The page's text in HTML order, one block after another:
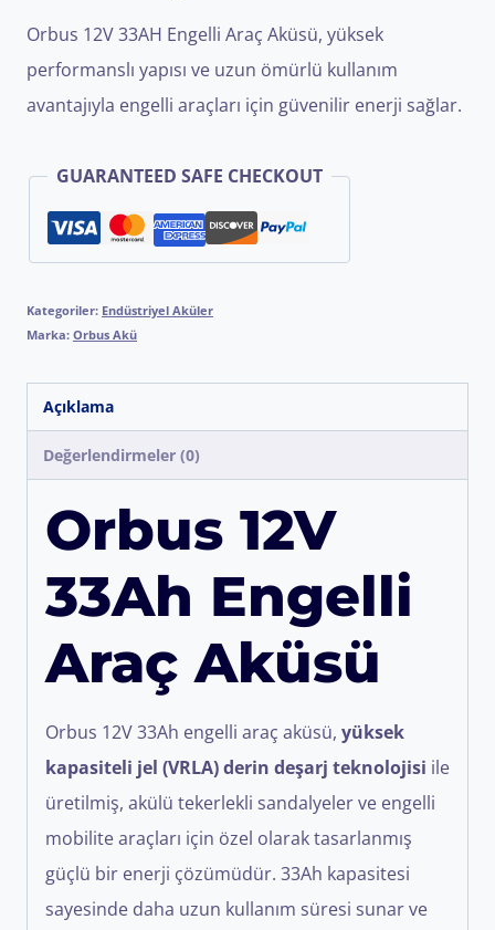
Orbus 12V 33AH Engelli Araç Aküsü, yüksek
performanslı yapısı ve uzun ömürlü kullanım
avantajıyla engelli araçları için güvenilir enerji sağlar.
GUARANTEED SAFE CHECKOUT
Kategoriler: Endüstriyel Aküler
Marka: Orbus Akü
Açıklama
Değerlendirmeler (0)
Orbus 12V
33Ah Engelli
Araç Aküsü
Orbus 12V 33Ah engelli araç aküsü, yüksek
kapasiteli jel (VRLA) derin deşarj teknolojisi ile
üretilmiş, akülü tekerlekli sandalyeler ve engelli
mobilite araçları için özel olarak tasarlanmış
güçlü bir enerji çözümüdür. 33Ah kapasitesi
sayesinde daha uzun kullanım süresi sunar ve